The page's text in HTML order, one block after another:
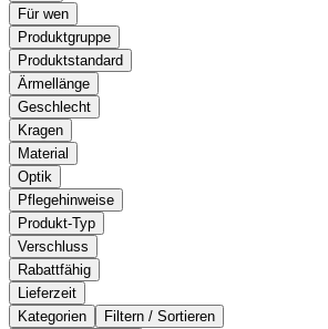
Für wen
Produktgruppe
Produktstandard
Ärmellänge
Geschlecht
Kragen
Material
Optik
Pflegehinweise
Produkt-Typ
Verschluss
Rabattfähig
Lieferzeit
Kategorien
Filtern / Sortieren